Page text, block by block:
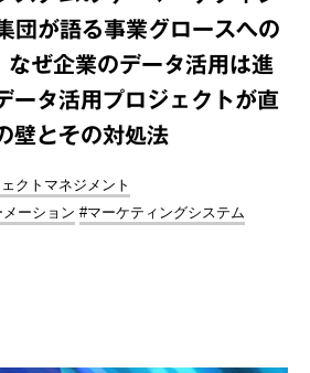
団が語る事業グロースへの
ぜ企業のデータ活用は進
ータ活用プロジェクトが直
壁とその対処法
クトマネジメント
ーション #マーケティングシステム